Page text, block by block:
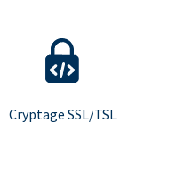
Cryptage SSL/TSL